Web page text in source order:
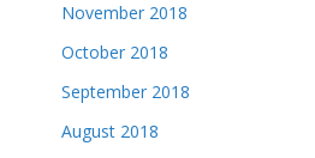
November 2018
October 2018
September 2018
August 2018